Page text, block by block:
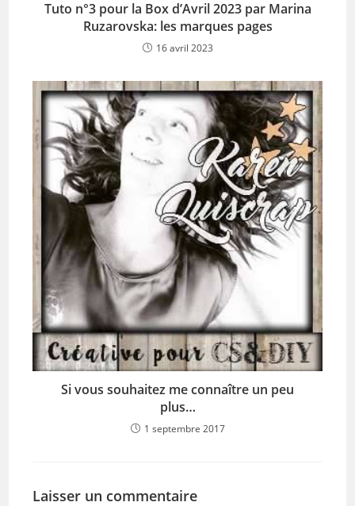
Tuto n°3 pour la Box d’Avril 2023 par Marina
Ruzarovska: les marques pages
16 avril 2023
Si vous souhaitez me connaître un peu
plus…
1 septembre 2017
Laisser un commentaire